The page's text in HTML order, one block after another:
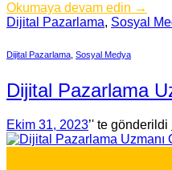
Okumaya devam edin →
Dijital Pazarlama, Sosyal
Dijital Pazarlama Sosyal Medya
Dijital Pazarlama
Ekim 31, 2023’' te gönderildi